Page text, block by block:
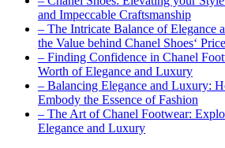
and Impeccable Craftsmanship
– The Intricate Balance of Elegance⁢
the Value behind Chanel Shoes‘ Price
– Finding Confidence in Chanel
Worth of Elegance and Luxury
– ‌Balancing ‍Elegance and Luxury:
Embody the ⁤Essence of Fashion
– The Art of Chanel‌ Footwear:
Elegance and Luxury